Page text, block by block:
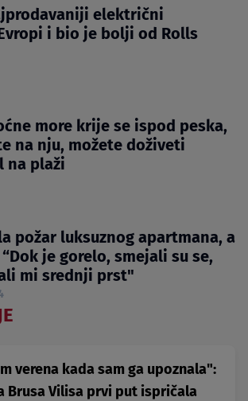
električni
i bio je bolji od Rolls
more krije se ispod peska,
na nju, možete doživeti
na plaži
požar luksuznog apartmana, a
je gorelo, smejali su se,
mi srednji prst"
verena kada sam ga upoznala":
Brusa Vilisa prvi put ispričala